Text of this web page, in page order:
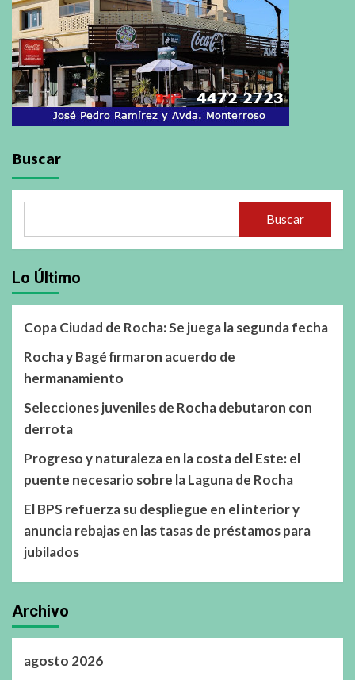
Buscar
Buscar
Lo Último
Copa Ciudad de Rocha: Se juega la segunda fecha
Rocha y Bagé firmaron acuerdo de
hermanamiento
Selecciones juveniles de Rocha debutaron con
derrota
Progreso y naturaleza en la costa del Este: el
puente necesario sobre la Laguna de Rocha
El BPS refuerza su despliegue en el interior y
anuncia rebajas en las tasas de préstamos para
jubilados
Archivo
agosto 2026